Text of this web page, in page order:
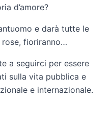
d’amore?
e darà tutte le
rose, fioriranno…
a seguirci per essere
sulla vita pubblica e
e internazionale.